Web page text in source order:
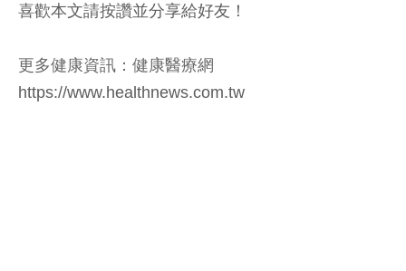
喜歡本文請按讚並分享給好友！
更多健康資訊：健康醫療網
https://www.healthnews.com.tw